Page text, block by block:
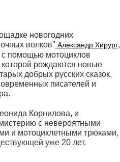
новогодних
волков" Александр Хирург,
с помощью мотоциклов
рождаются новые
добрых русских сказок,
писателей и
Корнилова, и
с невероятными
и мотоциклетными трюками,
уже 20 лет.